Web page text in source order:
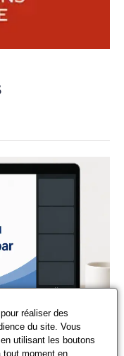
réaliser des
du site. Vous
utilisant les boutons
tout moment en